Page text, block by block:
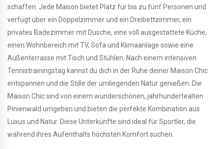
schaffen. Jede Maison bietet Platz für bis zu fünf Personen und
verfügt über ein Doppelzimmer und ein Dreibettzimmer, ein
privates Badezimmer mit Dusche, eine voll ausgestattete Küche,
einen Wohnbereich mit TV, Sofa und Klimaanlage sowie eine
Außenterrasse mit Tisch und Stühlen. Nach einem intensiven
Tennistrainingstag kannst du dich in der Ruhe deiner Maison Chic
entspannen und die Stille der umliegenden Natur genießen. Die
Maison Chic sind von einem wunderschönen, jahrhundertealten
Pinienwald umgeben und bieten die perfekte Kombination aus
Luxus und Natur. Diese Unterkünfte sind ideal für Sportler, die
während ihres Aufenthalts höchsten Komfort suchen.